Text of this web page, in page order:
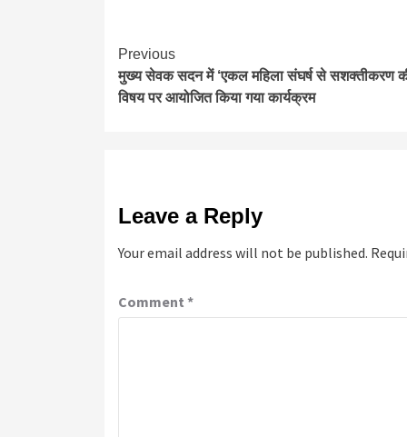
Continue
Reading
Previous
मुख्य सेवक सदन में ‘एकल महिला संघर्ष से सशक्तीकरण
विषय पर आयोजित किया गया कार्यक्रम
Leave a Reply
Your email address will not be published.
Comment *